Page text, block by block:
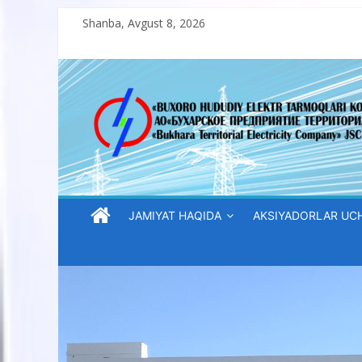
content
Shanba, Avgust 8, 2026
“Buxoro
hududiy
elektr
tarmoqlari
korxonasi”
“Buxoro
JAMIYAT HAQIDA AKSIYADORLAR